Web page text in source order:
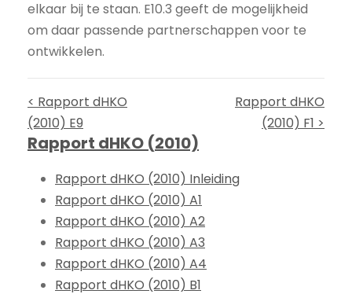
elkaar bij te staan. E10.3 geeft de mogelijkheid
om daar passende partnerschappen voor te
ontwikkelen.
< Rapport dHKO
(2010) E9
Rapport dHKO
(2010) F1 >
Rapport dHKO (2010)
Rapport dHKO (2010) Inleiding
Rapport dHKO (2010) A1
Rapport dHKO (2010) A2
Rapport dHKO (2010) A3
Rapport dHKO (2010) A4
Rapport dHKO (2010) B1